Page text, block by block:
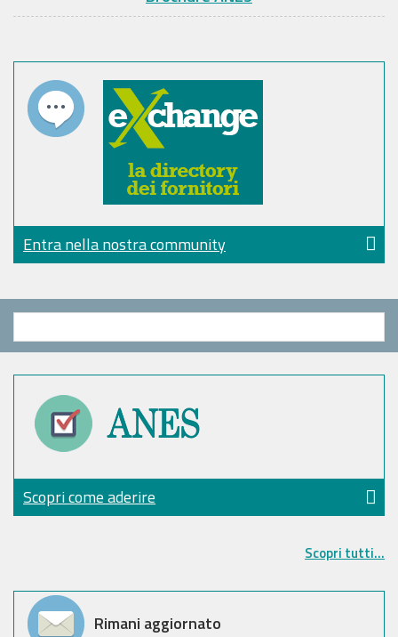
Entra nella nostra community
Scopri come aderire
Scopri tutti...
Rimani aggiornato